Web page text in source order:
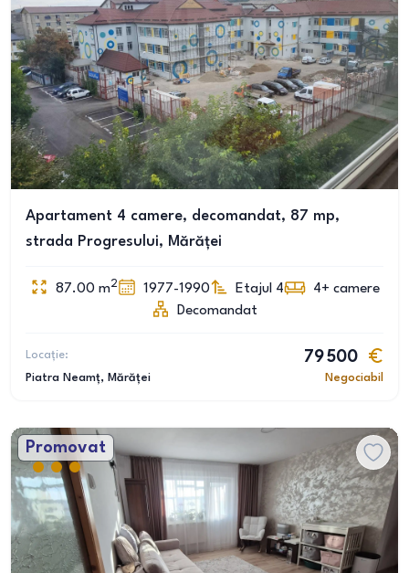
Apartament 4 camere, decomandat, 87 mp,
strada Progresului, Mărăței
87.00 m2 1977-1990 Etajul 4 4+ camere
Decomandat
Locație:
Piatra Neamț, Mărăței
79 500
Negociabil
Promovat